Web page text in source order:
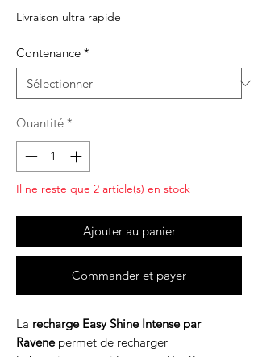
Livraison ultra rapide
Contenance *
Quantité *
Il ne reste que 2 article(s) en stock
Ajouter au panier
Commander et payer
La recharge Easy Shine Intense par
Ravenepermet de recharger